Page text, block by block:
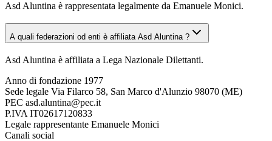
Asd Aluntina è rappresentata legalmente da Emanuele Monici.
A quali federazioni od enti è affiliata Asd Aluntina ?
Asd Aluntina è affiliata a Lega Nazionale Dilettanti.
Anno di fondazione 1977
Sede legale Via Filarco 58, San Marco d'Alunzio 98070 (ME)
PEC asd.aluntina@pec.it
P.IVA IT02617120833
Legale rappresentante Emanuele Monici
Canali social